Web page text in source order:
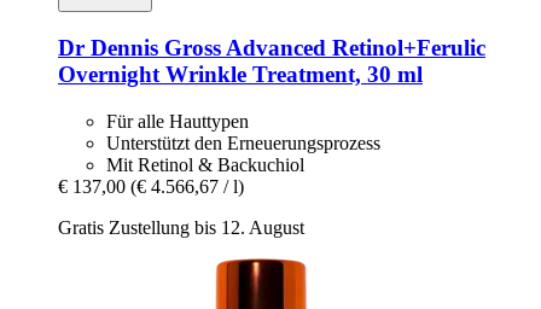
Dr Dennis Gross Advanced Retinol+Ferulic
Overnight Wrinkle Treatment, 30 ml
Für alle Hauttypen
Unterstützt den Erneuerungsprozess
Mit Retinol & Backuchiol
€ 137,00 (€ 4.566,67 / l)
Gratis Zustellung bis 12. August